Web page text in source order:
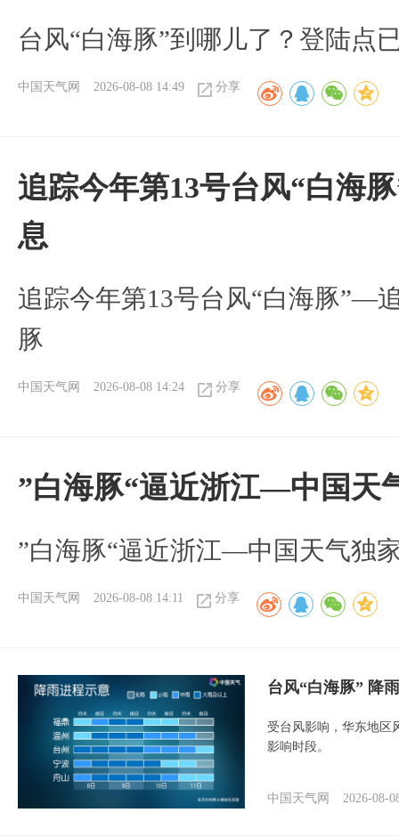
台风“白海豚”到哪儿了？登陆点
中国天气网 2026-08-08 14:49 分享
追踪今年第13号台风“白海
息
追踪今年第13号台风“白海豚”—
豚
中国天气网 2026-08-08 14:24 分享
”白海豚“逼近浙江—中国天
​”白海豚“逼近浙江—中国天气独
中国天气网 2026-08-08 14:11 分享
台风“白海豚” 降
受台风影响，华东地区
影响时段。
中国天气网 2026-08-